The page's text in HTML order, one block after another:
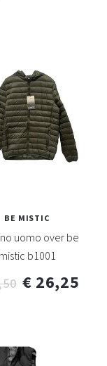
BE MISTIC
uomo over be
mistic b1001
€ 26,25